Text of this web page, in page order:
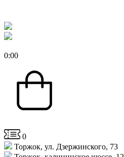
0:00
0
Торжок, ул. Дзержинского, 73